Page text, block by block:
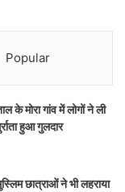
Popular
के मोरा गांव में लोगों ने ली
हुआ गुलदार
छात्राओं ने भी लहराया